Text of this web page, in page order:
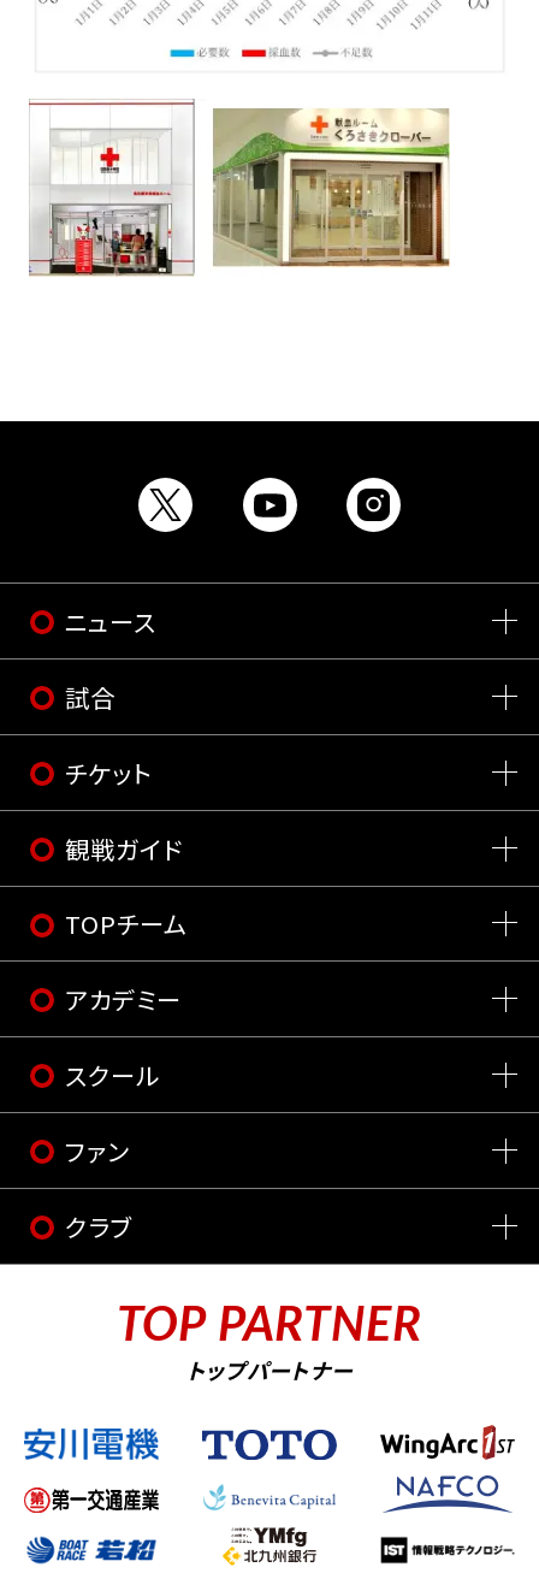
ニュース
試合
チケット
観戦ガイド
TOPチーム
アカデミー
スクール
ファン
クラブ
TOP PARTNER
トップパートナー